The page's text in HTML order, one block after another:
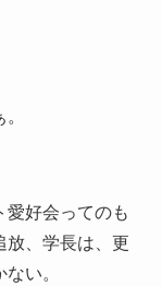
愛好会ってのも
放、学長は、更
い。